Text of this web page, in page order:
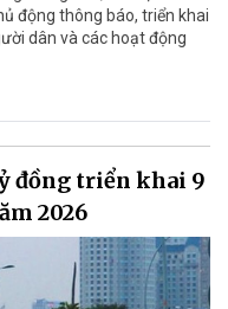
động thông báo, triển khai
dân và các hoạt động
đồng triển khai 9
2026